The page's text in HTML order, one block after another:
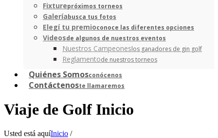
Fixturepróximos torneos
Galeríabusca tus fotos
Elegí tu premioconoce las diferentes opciones
Videosde algunos de nuestros eventos
Nuestros Campeoneslos ganadores de gin golf
Reglamentode nuestros torneos
Quiénes Somosconócenos
Contáctenoste llamaremos
Viaje de Golf Inicio
Usted está aquíInicio /